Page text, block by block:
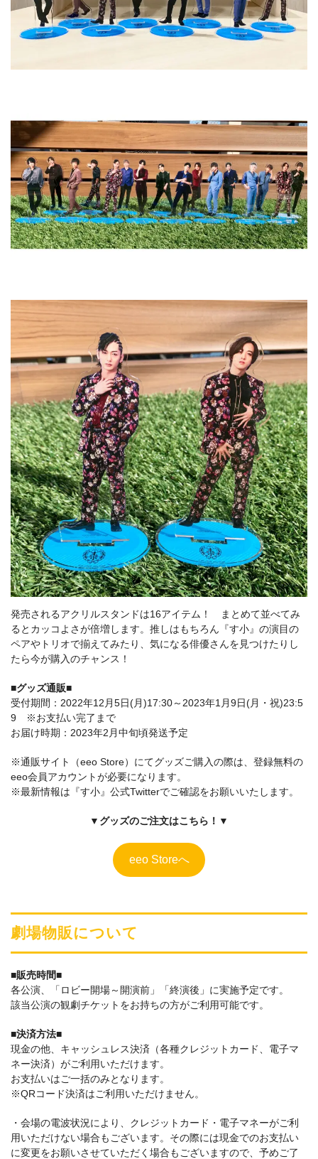
発売されるアクリルスタンドは16アイテム！ まとめて並べてみ
るとカッコよさが倍増します。推しはもちろん『す小』の演目の
ペアやトリオで揃えてみたり、気になる俳優さんを見つけたりし
たら今が購入のチャンス！
■グッズ通販■
受付期間：2022年12月5日(月)17:30～2023年1月9日(月・祝)23:5
9 ※お支払い完了まで
お届け時期：2023年2月中旬頃発送予定
※通販サイト（eeo Store）にてグッズご購入の際は、登録無料の
eeo会員アカウントが必要になります。
※最新情報は『す小』公式Twitterでご確認をお願いいたします。
▼グッズのご注文はこちら！▼
eeo Storeへ
劇場物販について
■販売時間■
各公演、「ロビー開場～開演前」「終演後」に実施予定です。
該当公演の観劇チケットをお持ちの方がご利用可能です。
■決済方法■
現金の他、キャッシュレス決済（各種クレジットカード、電子マ
ネー決済）がご利用いただけます。
お支払いはご一括のみとなります。
※QRコード決済はご利用いただけません。
・会場の電波状況により、クレジットカード・電子マネーがご利
用いただけない場合もございます。その際には現金でのお支払い
に変更をお願いさせていただく場合もございますので、予めご了